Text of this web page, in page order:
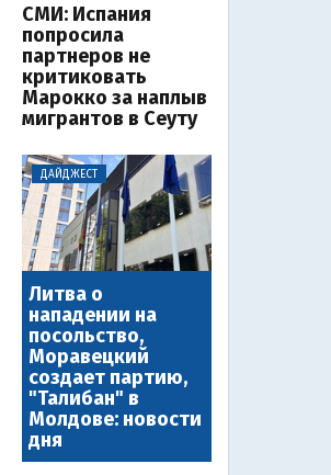
СМИ: Испания
попросила
партнеров не
критиковать
Марокко за наплыв
мигрантов в Сеуту
ДАЙДЖЕСТ
Литва о
нападении на
посольство,
Моравецкий
создает партию,
"Талибан" в
Молдове: новости
дня